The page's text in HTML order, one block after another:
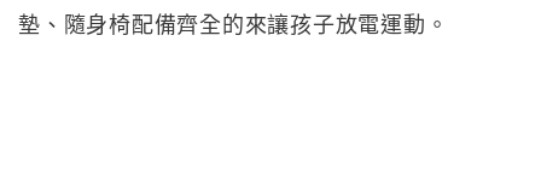
墊、隨身椅配備齊全的來讓孩子放電運動。